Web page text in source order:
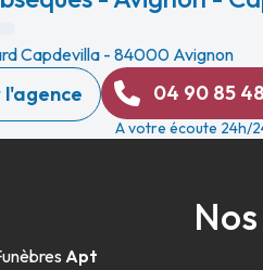
Capdevilla - 84000 Avignon
04 90 85
A votre écoute 24h/
& Fils - Les Angles
12h Apt